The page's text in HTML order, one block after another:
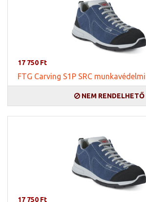
17 750 Ft
FTG Carving S1P SRC
NEM RENDELHETŐ
17 750 Ft